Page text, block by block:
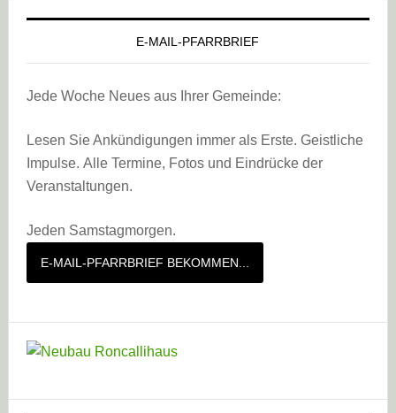
E-MAIL-PFARRBRIEF
Jede Woche Neues aus Ihrer Gemeinde:
Lesen Sie Ankündigungen immer als Erste. Geistliche
Impulse. Alle Termine, Fotos und Eindrücke der
Veranstaltungen.
Jeden Samstagmorgen.
E-MAIL-PFARRBRIEF BEKOMMEN...